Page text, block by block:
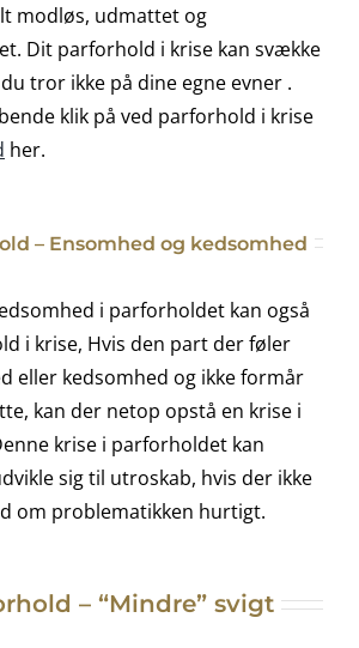
modløs, udmattet og
Dit parforhold i krise kan svække
tror ikke på dine egne evner .
klik på ved parforhold i krise
her.
– Ensomhed og kedsomhed
i parforholdet kan også
i krise, Hvis den part der føler
eller kedsomhed og ikke formår
kan der netop opstå en krise i
krise i parforholdet kan
sig til utroskab, hvis der ikke
om problematikken hurtigt.
– “Mindre” svigt